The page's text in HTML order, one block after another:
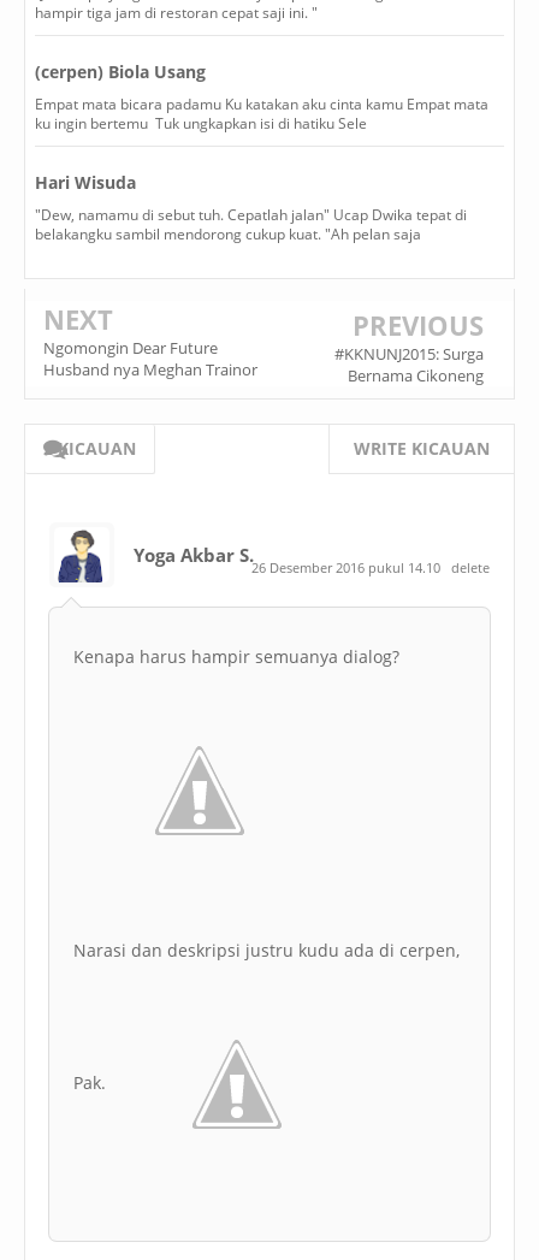
hampir tiga jam di restoran cepat saji ini. "
(cerpen) Biola Usang
Empat mata bicara padamu Ku katakan aku cinta kamu Empat mata
ku ingin bertemu Tuk ungkapkan isi di hatiku Sele
Hari Wisuda
"Dew, namamu di sebut tuh. Cepatlah jalan" Ucap Dwika tepat di
belakangku sambil mendorong cukup kuat. "Ah pelan saja
NEXT
Ngomongin Dear Future
Husband nya Meghan Trainor
PREVIOUS
#KKNUNJ2015: Surga
Bernama Cikoneng
2 KICAUAN WRITE KICAUAN
Yoga Akbar S.
26 Desember 2016 pukul 14.10 delete
Kenapa harus hampir semuanya dialog?
Narasi dan deskripsi justru kudu ada di cerpen,
Pak.